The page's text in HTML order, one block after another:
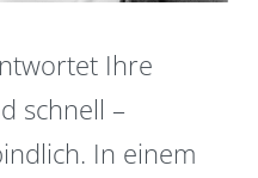
Ihre
schnell –
In einem